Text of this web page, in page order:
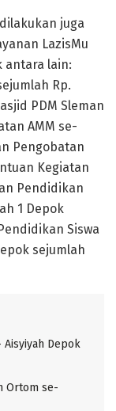
juga
LazisMu
antara lain:
Rp.
PDM Sleman
AMM se-
Pengobatan
Kegiatan
Pendidikan
1 Depok
Siswa
sejumlah
Aisyiyah Depok
Ortom se-